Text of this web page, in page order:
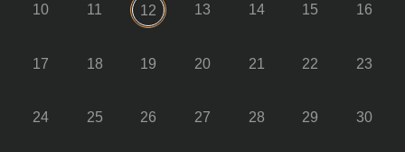
10 11 12 13 14 15 16
17 18 19 20 21 22 23
24 25 26 27 28 29 30